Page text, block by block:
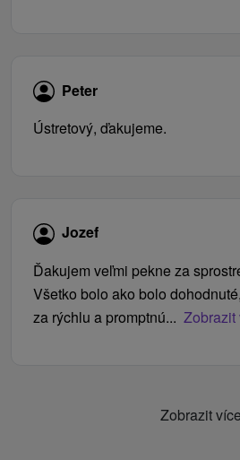
Peter
Ústretový, ďakujeme.
Jozef
Ďakujem veľmi pekne za
Všetko bolo ako bolo
za rýchlu a promptnú... Zobrazit
Zobrazit více